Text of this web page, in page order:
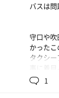
二度目
帰り道も
のだが
揚感と熱
「引く
ととの
鱗。
バスは問
守口や
かったこ
タクシ
昔はこん
に。ア
1